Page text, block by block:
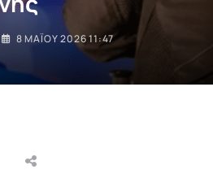
8 ΜΑΪ́ΟΥ 2026 11:47